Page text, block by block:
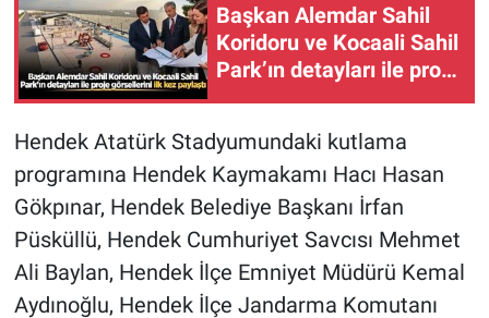
Başkan Alemdar Sahil
Koridoru ve Kocaali Sahil
Park’ın detayları ile proje
görsellerini ilk kez
Hendek Atatürk Stadyumundaki kutlama
programına Hendek Kaymakamı Hacı Hasan
Gökpınar, Hendek Belediye Başkanı İrfan
Püsküllü, Hendek Cumhuriyet Savcısı Mehmet
Ali Baylan, Hendek İlçe Emniyet Müdürü Kemal
Aydınoğlu, Hendek İlçe Jandarma Komutanı